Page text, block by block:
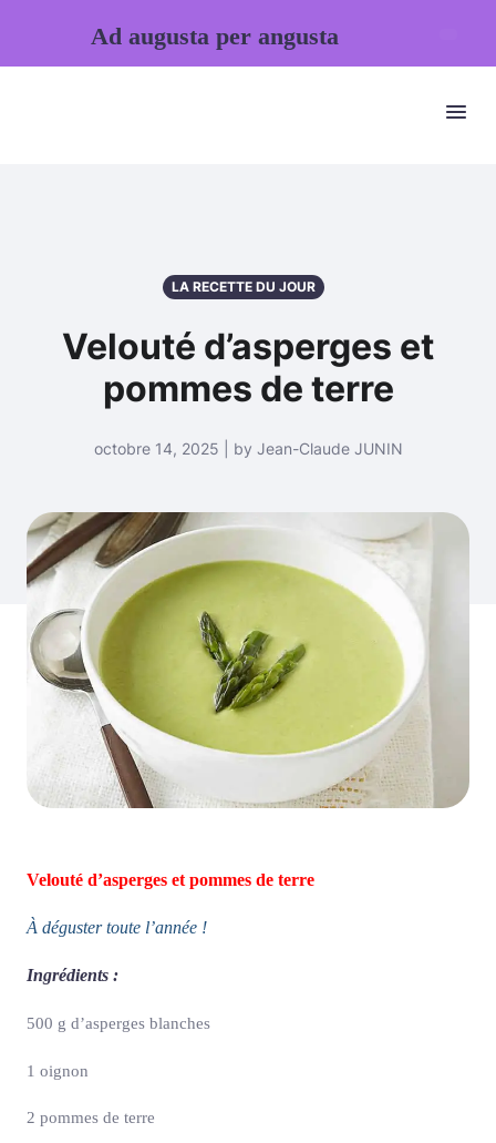
LA RECETTE DU JOUR
Velouté d’asperges et
pommes de terre
octobre 14, 2025 | by Jean-Claude JUNIN
Velouté d’asperges et pommes de terre
À déguster toute l’année !
Ingrédients :
500 g d’asperges blanches
1 oignon
2 pommes de terre
Ad augusta per angusta